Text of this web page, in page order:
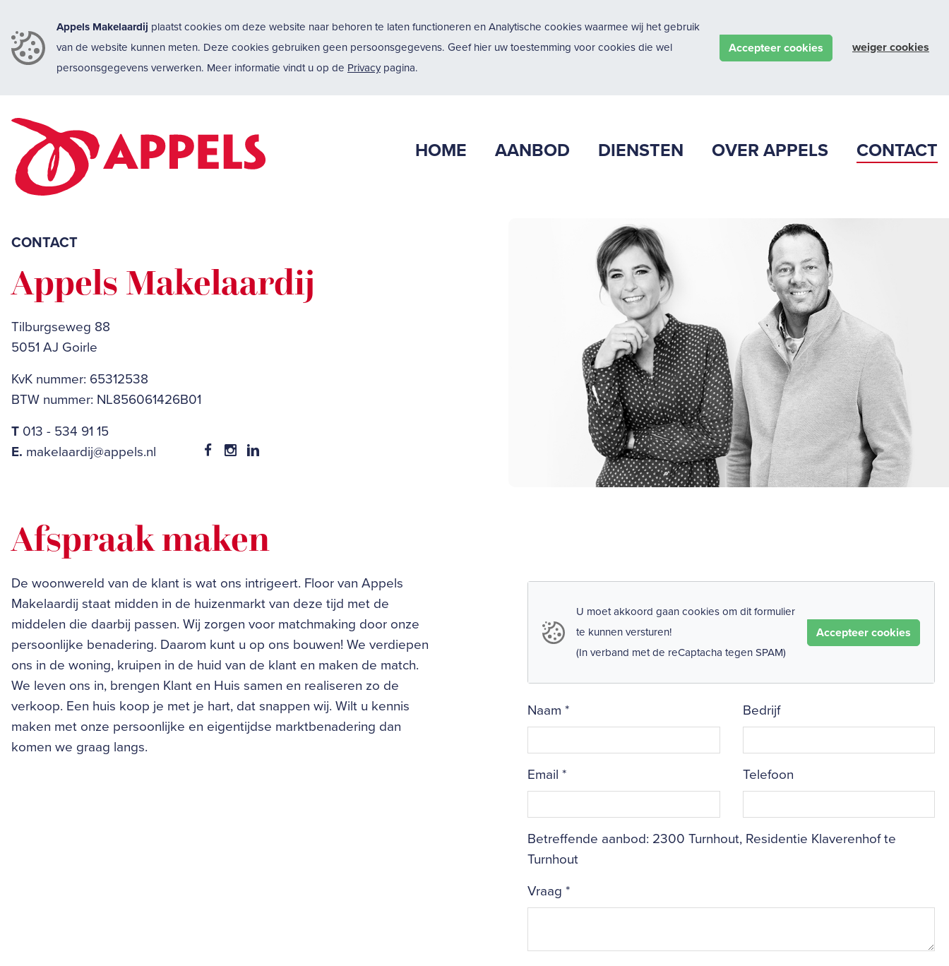
Appels Makelaardij plaatst cookies om deze website naar behoren te laten functioneren en Analytische cookies waarmee wij het gebruik
van de website kunnen meten. Deze cookies gebruiken geen persoonsgegevens. Geef hier uw toestemming voor cookies die wel
persoonsgegevens verwerken. Meer informatie vindt u op de Privacypagina.
Accepteer cookies weiger cookies
HOME AANBOD DIENSTEN OVER APPELS CONTACT
CONTACT
Appels Makelaardij
Tilburgseweg 88
5051 AJ Goirle
KvK nummer: 65312538
BTW nummer: NL856061426B01
T 013 - 534 91 15
E. makelaardij@appels.nl
Afspraak maken
De woonwereld van de klant is wat ons intrigeert. Floor van Appels
Makelaardij staat midden in de huizenmarkt van deze tijd met de
middelen die daarbij passen. Wij zorgen voor matchmaking door onze
persoonlijke benadering. Daarom kunt u op ons bouwen! We verdiepen
ons in de woning, kruipen in de huid van de klant en maken de match.
We leven ons in, brengen Klant en Huis samen en realiseren zo de
verkoop. Een huis koop je met je hart, dat snappen wij. Wilt u kennis
maken met onze persoonlijke en eigentijdse marktbenadering dan
komen we graag langs.
U moet akkoord gaan cookies om dit formulier
te kunnen versturen!
(In verband met de reCaptacha tegen SPAM)
Accepteer cookies
Naam * Bedrijf
Email * Telefoon
Betreffende aanbod: 2300 Turnhout, Residentie Klaverenhof te
Turnhout
Vraag *